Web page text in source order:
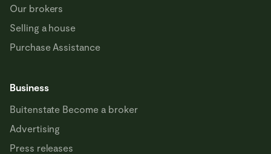
Our brokers
Selling a house
Purchase Assistance
Business
Buitenstate Become a broker
Advertising
Press releases